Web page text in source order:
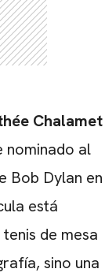
Chalamet
nominado al
Bob Dylan en
está
de mesa
sino una